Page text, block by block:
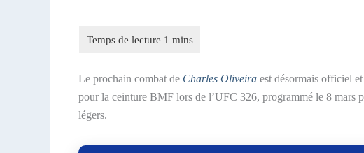
Le prochain combat de Charles Oliveira est désormais officiel
pour la ceinture BMF lors de l’UFC 326, programmé le 8 mars
légers.